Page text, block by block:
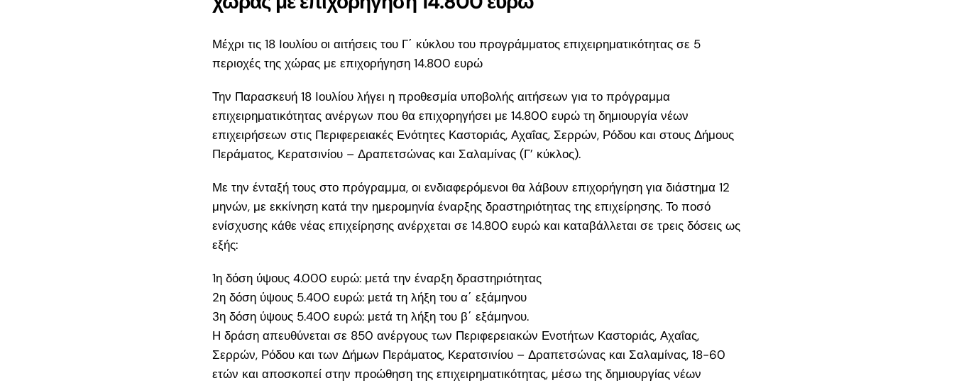
17.500€: Ενστάσεις
Επόμενα Βήματα
ΔΥΠΑ 17.500€ για 18–
29: Τι κάνεις μετά την
αίτηση μέχρι τα
αποτελέσματα
Νέο Πρόγραμμα για
2026: Επιδότηση έως
36.000€
ΕΣΠΑ «Παράγουμε
στην Ελλάδα» 2026:
Ο πλήρης οδηγός για
ΜμΕ μεταποίησης
Πρόσφατα
σχόλια
Μέχρι τις 18 Ιουλίου οι αιτήσεις του Γ΄ κύκλου του προγράμματος επιχειρηματικότητας σε 5
περιοχές της χώρας με επιχορήγηση 14.800 ευρώ
Την Παρασκευή 18 Ιουλίου λήγει η προθεσμία υποβολής αιτήσεων για το πρόγραμμα
επιχειρηματικότητας ανέργων που θα επιχορηγήσει με 14.800 ευρώ τη δημιουργία νέων
επιχειρήσεων στις Περιφερειακές Ενότητες Καστοριάς, Αχαΐας, Σερρών, Ρόδου και στους Δήμους
Περάματος, Κερατσινίου – Δραπετσώνας και Σαλαμίνας (Γ’ κύκλος).
Με την ένταξή τους στο πρόγραμμα, οι ενδιαφερόμενοι θα λάβουν επιχορήγηση για διάστημα 12
μηνών, με εκκίνηση κατά την ημερομηνία έναρξης δραστηριότητας της επιχείρησης. Το ποσό
ενίσχυσης κάθε νέας επιχείρησης ανέρχεται σε 14.800 ευρώ και καταβάλλεται σε τρεις δόσεις ως
εξής:
1η δόση ύψους 4.000 ευρώ: μετά την έναρξη δραστηριότητας
2η δόση ύψους 5.400 ευρώ: μετά τη λήξη του α΄ εξάμηνου
3η δόση ύψους 5.400 ευρώ: μετά τη λήξη του β΄ εξάμηνου.
Η δράση απευθύνεται σε 850 ανέργους των Περιφερειακών Ενοτήτων Καστοριάς, Αχαΐας,
Σερρών, Ρόδου και των Δήμων Περάματος, Κερατσινίου – Δραπετσώνας και Σαλαμίνας, 18-60
ετών και αποσκοπεί στην προώθηση της επιχειρηματικότητας, μέσω της δημιουργίας νέων